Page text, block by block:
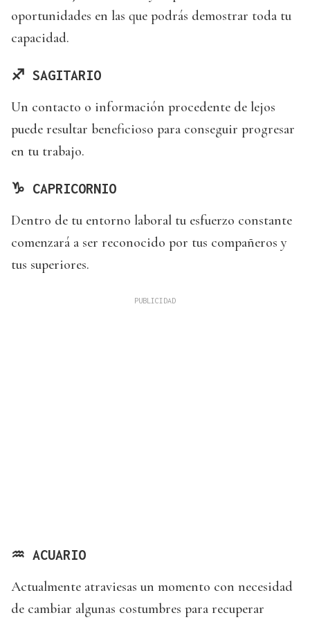
oportunidades en las que podrás demostrar toda tu
capacidad.
♐ SAGITARIO
Un contacto o información procedente de lejos
puede resultar beneficioso para conseguir progresar
en tu trabajo.
♑ CAPRICORNIO
Dentro de tu entorno laboral tu esfuerzo constante
comenzará a ser reconocido por tus compañeros y
tus superiores.
♒ ACUARIO
Actualmente atraviesas un momento con necesidad
de cambiar algunas costumbres para recuperar